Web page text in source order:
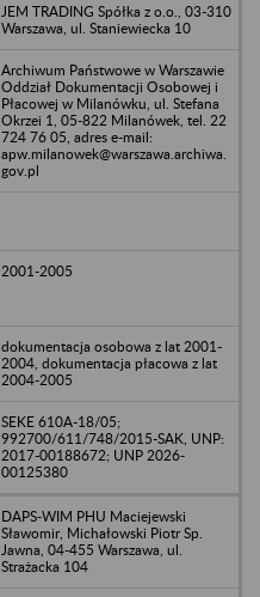
JEM TRADING Spółka z o.o., 03-310
Warszawa, ul. Staniewiecka 10
Archiwum Państwowe w Warszawie
Oddział Dokumentacji Osobowej i
Płacowej w Milanówku, ul. Stefana
Okrzei 1, 05-822 Milanówek, tel. 22
724 76 05, adres e-mail:
apw.milanowek@warszawa.archiwa.
gov.pl
2001-2005
dokumentacja osobowa z lat 2001-
2004, dokumentacja płacowa z lat
2004-2005
SEKE 610A-18/05;
992700/611/748/2015-SAK, UNP:
2017-00188672; UNP 2026-
00125380
DAPS-WIM PHU Maciejewski
Sławomir, Michałowski Piotr Sp.
Jawna, 04-455 Warszawa, ul.
Strażacka 104